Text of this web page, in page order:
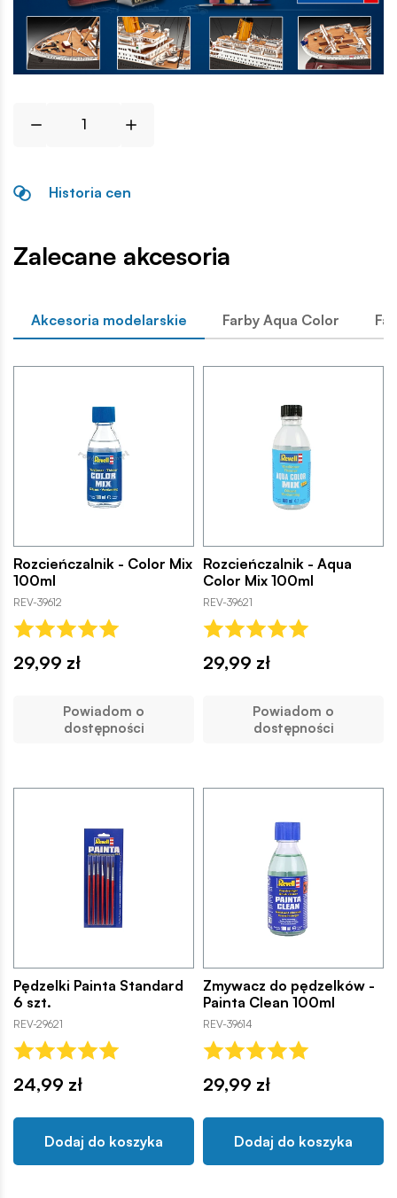
Historia cen
Zalecane akcesoria
Akcesoria modelarskie Farby Aqua Color
Rozcieńczalnik - Color Mix
100ml
REV-39612
29,99 zł
Powiadom o
dostępności
Rozcieńczalnik - Aqua
Color Mix 100ml
REV-39621
29,99 zł
Powiadom o
dostępności
Pędzelki Painta Standard
6 szt.
REV-29621
24,99 zł
Dodaj do koszyka
Zmywacz do pędzelków -
Painta Clean 100ml
REV-39614
29,99 zł
Dodaj do koszyka